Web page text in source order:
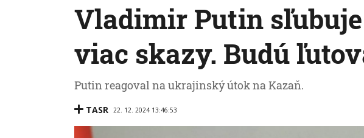
Vladimir Putin
viac skazy. Budú
Putin reagoval na ukrajinský útok na Kazaň.
TASR 22. 12. 2024 13:46:53